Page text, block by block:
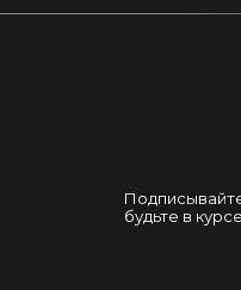
будьте в